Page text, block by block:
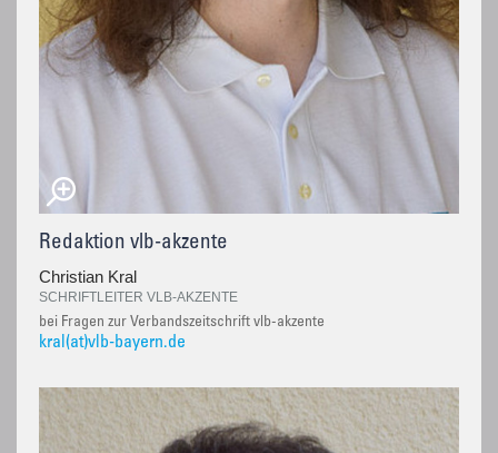
Redaktion vlb-akzente
Christian Kral
SCHRIFTLEITER VLB-AKZENTE
bei Fragen zur Verbandszeitschrift vlb-akzente
kral(at)vlb-bayern.de